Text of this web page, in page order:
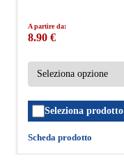
A partire da:
8.90 €
Seleziona prodotto
Scheda prodotto